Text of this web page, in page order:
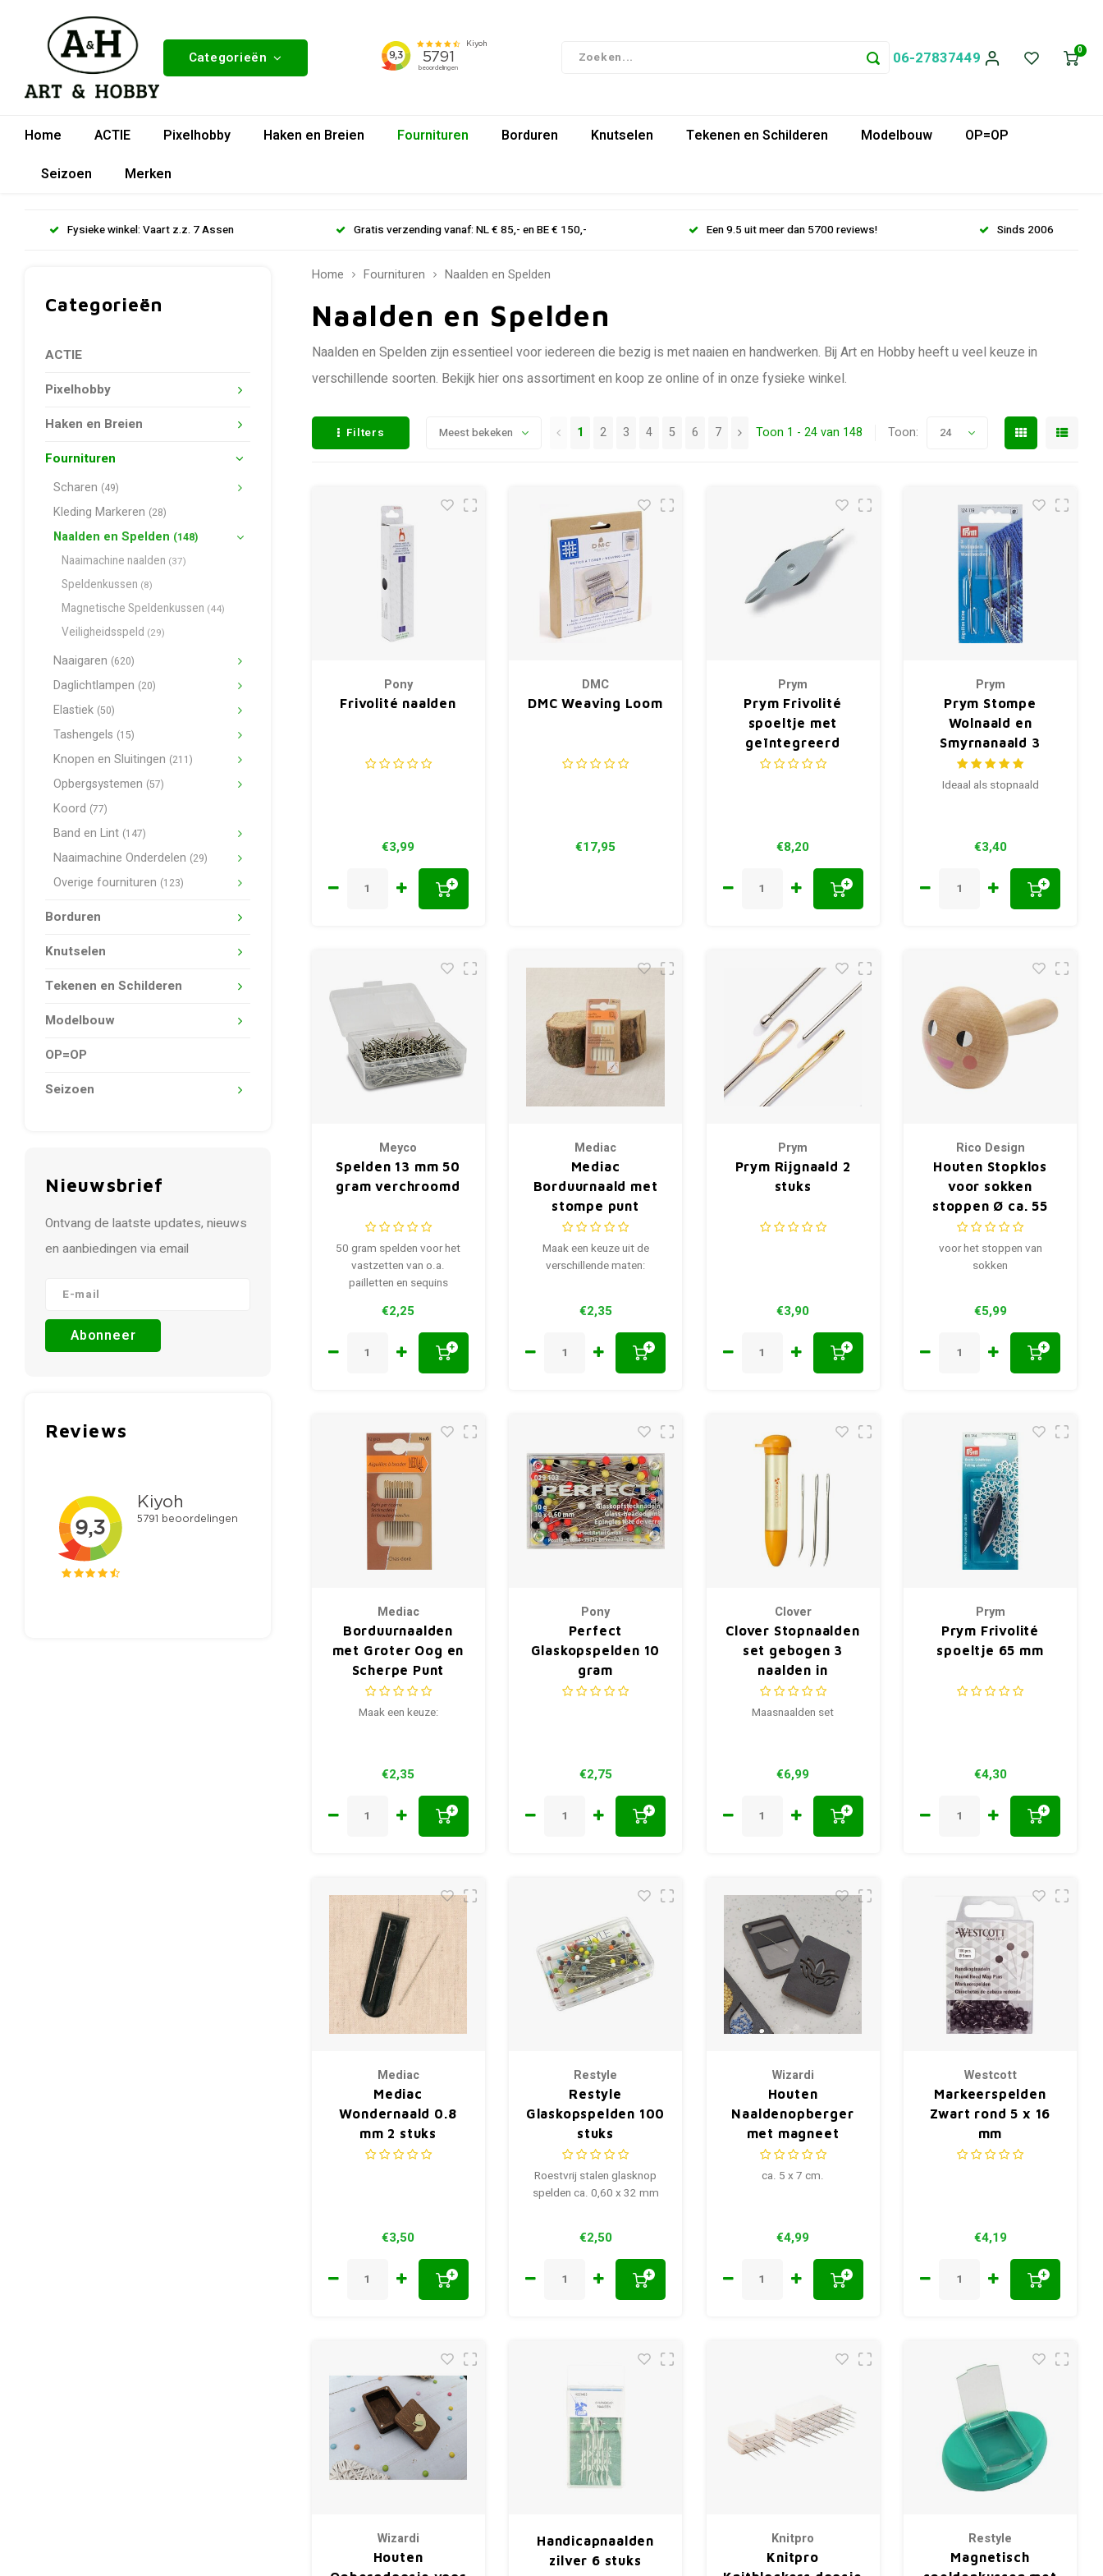
Categorieën 06-27837449 0
Home ACTIE Pixelhobby Haken en Breien Fournituren Borduren Knutselen Tekenen en Schilderen Modelbouw
OP=OP
Seizoen
Merken
Fysieke winkel: Vaart z.z. 7 Assen Gratis verzending vanaf: NL € 85,- en BE € 150,- Een 9.5 uit meer dan 5700 reviews! Sinds 2006
Categorieën
ACTIE
Pixelhobby
Haken en Breien
Fournituren
Scharen (49)
Kleding Markeren (28)
Naalden en Spelden (148)
Naaimachine naalden (37)
Speldenkussen (8)
Magnetische Speldenkussen (44)
Veiligheidsspeld (29)
Naaigaren (620)
Daglichtlampen (20)
Elastiek (50)
Tashengels (15)
Knopen en Sluitingen (211)
Opbergsystemen (57)
Koord (77)
Band en Lint (147)
Naaimachine Onderdelen (29)
Overige fournituren (123)
Borduren
Knutselen
Tekenen en Schilderen
Modelbouw
OP=OP
Seizoen
Nieuwsbrief
Ontvang de laatste updates, nieuws
en aanbiedingen via email
Abonneer
Reviews
Home Fournituren Naalden en Spelden
Naalden en Spelden
Naalden en Spelden zijn essentieel voor iedereen die bezig is met naaien en handwerken. Bij Art en Hobby heeft u veel keuze in
verschillende soorten. Bekijk hier ons assortiment en koop ze online of in onze fysieke winkel.
Filters Meest bekeken 1 2 3 4 5 6 7 Toon 1 - 24 van 148 Toon: 24
Pony
Frivolité naalden
€3,99
+
DMC
DMC Weaving Loom
€17,95
Prym
Prym Frivolité
spoeltje met
geïntegreerd
haakje en spoel
€8,20
+
Prym
Prym Stompe
Wolnaald en
Smyrnanaald 3
stuks
Ideaal als stopnaald
€3,40
+
Meyco
Spelden 13 mm 50
gram verchroomd
50 gram spelden voor het
vastzetten van o.a.
pailletten en sequins
€2,25
+
Mediac
Mediac
Borduurnaald met
stompe punt
Maak een keuze uit de
verschillende maten:
€2,35
+
Prym
Prym Rijgnaald 2
stuks
€3,90
+
Rico Design
Houten Stopklos
voor sokken
stoppen Ø ca. 55
mm
voor het stoppen van
sokken
€5,99
+
Mediac
Borduurnaalden
met Groter Oog en
Scherpe Punt
Maak een keuze:
€2,35
+
Pony
Perfect
Glaskopspelden 10
gram
€2,75
+
Clover
Clover Stopnaalden
set gebogen 3
naalden in
opbergkoker
Maasnaalden set
€6,99
+
Prym
Prym Frivolité
spoeltje 65 mm
€4,30
+
Mediac
Mediac
Wondernaald 0.8
mm 2 stuks
€3,50
+
Restyle
Restyle
Glaskopspelden 100
stuks
Roestvrij stalen glasknop
spelden ca. 0,60 x 32 mm
€2,50
+
Wizardi
Houten
Naaldenopberger
met magneet
ca. 5 x 7 cm.
€4,99
+
Westcott
Markeerspelden
Zwart rond 5 x 16
mm
€4,19
+
Wizardi
Houten
Handicapnaalden
zilver 6 stuks
Knitpro
Knitpro
Restyle
Magnetisch